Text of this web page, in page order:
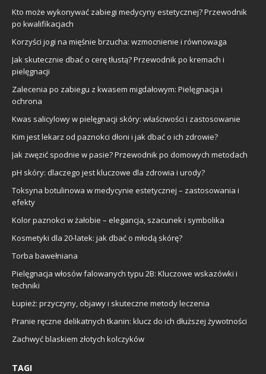
Kto może wykonywać zabiegi medycyny estetycznej? Przewodnik
po kwalifikacjach
Korzyści jogi na mięśnie brzucha: wzmocnienie i równowaga
Jak skutecznie dbać o cerę tłustą? Przewodnik po kremach i
pielęgnacji
Zalecenia po zabiegu z kwasem migdałowym: Pielęgnacja i
ochrona
Kwas salicylowy w pielęgnacji skóry: właściwości i zastosowanie
Kim jest lekarz od paznokci dłoni i jak dbać o ich zdrowie?
Jak zwęzić spodnie w pasie? Przewodnik po domowych metodach
pH skóry: dlaczego jest kluczowe dla zdrowia i urody?
Toksyna botulinowa w medycynie estetycznej – zastosowania i
efekty
Kolor paznokci w żałobie – elegancja, szacunek i symbolika
Kosmetyki dla 20-latek: jak dbać o młodą skórę?
Torba bawełniana
Pielęgnacja włosów falowanych typu 2B: Kluczowe wskazówki i
techniki
Łupież: przyczyny, objawy i skuteczne metody leczenia
Pranie ręczne delikatnych tkanin: klucz do ich dłuższej żywotności
Zachwyć blaskiem złotych kolczyków
TAGI